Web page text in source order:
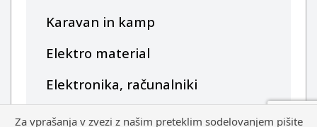
Karavan in kamp
Elektro material
Elektronika, računalniki
Za vprašanja v zvezi z našim preteklim sodelovanjem pišite